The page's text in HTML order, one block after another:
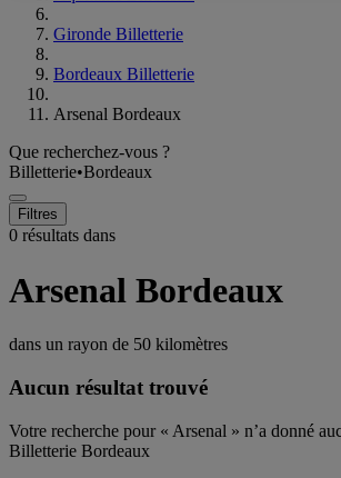
Gironde Billetterie
Bordeaux Billetterie
Arsenal Bordeaux
Que recherchez-vous ?
Billetterie•Bordeaux
Filtres
0 résultats dans
Arsenal Bordeaux
dans un rayon de 50 kilomètres
Aucun résultat trouvé
Votre recherche pour « Arsenal » n’a donné
Billetterie Bordeaux